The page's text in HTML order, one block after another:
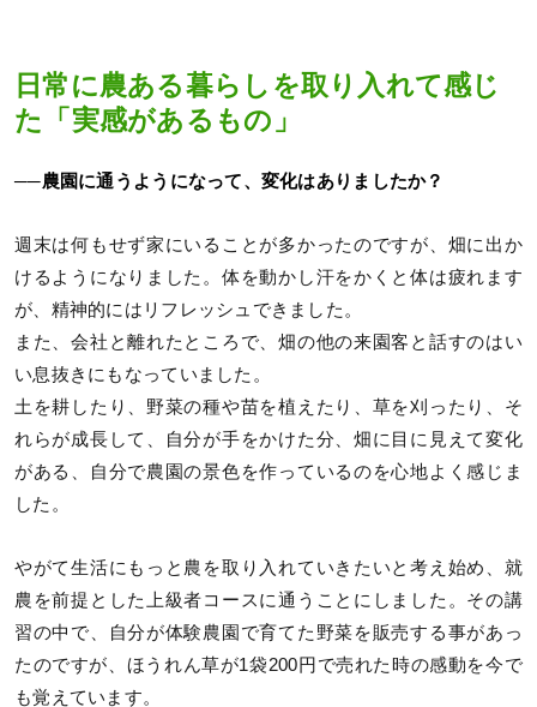
日常に農ある暮らしを取り入れて感じ
た「実感があるもの」
──農園に通うようになって、変化はありましたか？
週末は何もせず家にいることが多かったのですが、畑に出か
けるようになりました。体を動かし汗をかくと体は疲れます
が、精神的にはリフレッシュできました。
また、会社と離れたところで、畑の他の来園客と話すのはい
い息抜きにもなっていました。
土を耕したり、野菜の種や苗を植えたり、草を刈ったり、そ
れらが成長して、自分が手をかけた分、畑に目に見えて変化
がある、自分で農園の景色を作っているのを心地よく感じま
した。
やがて生活にもっと農を取り入れていきたいと考え始め、就
農を前提とした上級者コースに通うことにしました。その講
習の中で、自分が体験農園で育てた野菜を販売する事があっ
たのですが、ほうれん草が1袋200円で売れた時の感動を今で
も覚えています。